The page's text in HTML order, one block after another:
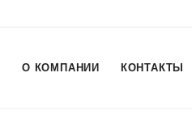
О КОМПАНИИ КОНТАКТЫ